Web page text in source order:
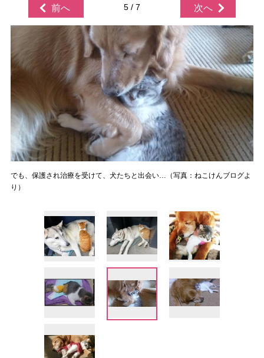
前へ 5 / 7 次へ
でも、保護され治療を受けて、犬たちと出会い…（写真：ねこけんブログよ
り）